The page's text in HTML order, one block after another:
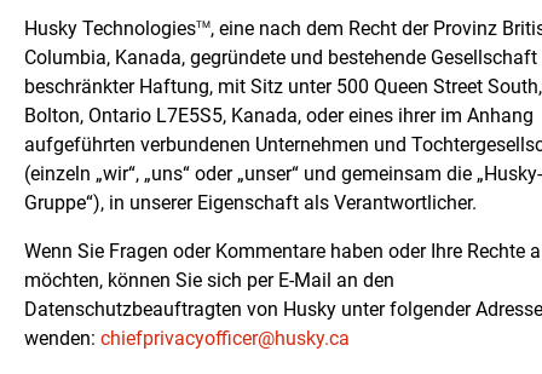
Husky TechnologiesTM, eine nach dem Recht der Provinz
Columbia, Kanada, gegründete und bestehende
beschränkter Haftung, mit Sitz unter 500 Queen Street South,
Bolton, Ontario L7E5S5, Kanada, oder eines ihrer im Anhang
aufgeführten verbundenen Unternehmen und
(einzeln „wir“, „uns“ oder „unser“ und gemeinsam die „Husky-
Gruppe“), in unserer Eigenschaft als Verantwortlicher.
Wenn Sie Fragen oder Kommentare haben oder Ihre Rechte
möchten, können Sie sich per E-Mail an den
Datenschutzbeauftragten von Husky unter folgender Adresse
wenden: chiefprivacyofficer@husky.ca